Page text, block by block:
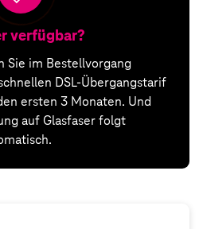
verfügbar?
Sie im Bestellvorgang
DSL-Übergangstarif
ersten 3 Monaten. Und
auf Glasfaser folgt